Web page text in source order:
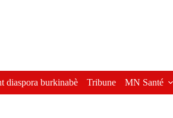
diaspora burkinabè Tribune MN Santé